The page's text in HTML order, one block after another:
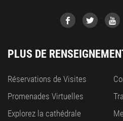
PLUS DE
Réservations de Visites
Promenades Virtuelles
Explorez la cathédrale